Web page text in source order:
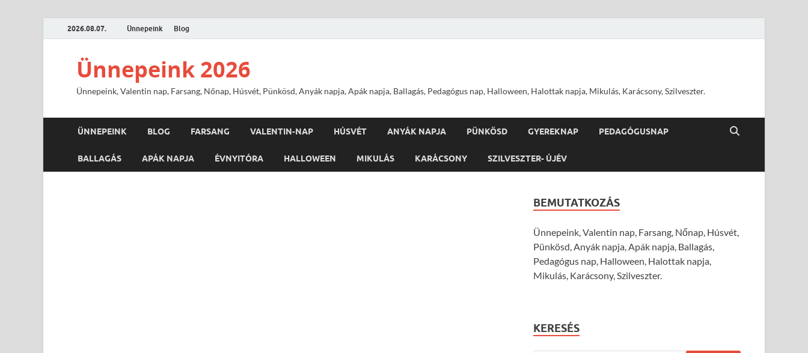
2026.08.07. Ünnepeink Blog
Ünnepeink 2026
Ünnepeink, Valentin nap, Farsang, Nőnap, Húsvét, Pünkösd, Anyák napja, Apák napja, Ballagás, Pedagógus nap, Halloween, Halottak napja, Mikulás, Karácsony, Szilveszter.
ÜNNEPEINK BLOG FARSANG VALENTIN-NAP HÚSVÉT ANYÁK NAPJA PÜNKÖSD GYEREKNAP PEDAGÓGUSNAP
BALLAGÁS APÁK NAPJA ÉVNYITÓRA HALLOWEEN MIKULÁS KARÁCSONY SZILVESZTER- ÚJÉV
BEMUTATKOZÁS
Ünnepeink, Valentin nap, Farsang, Nőnap, Húsvét,
Pünkösd, Anyák napja, Apák napja, Ballagás,
Pedagógus nap, Halloween, Halottak napja,
Mikulás, Karácsony, Szilveszter.
KERESÉS